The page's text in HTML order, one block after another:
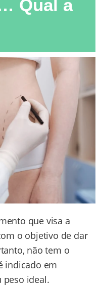
Qual a
que visa a
o objetivo de dar
não tem o
indicado em
peso ideal.